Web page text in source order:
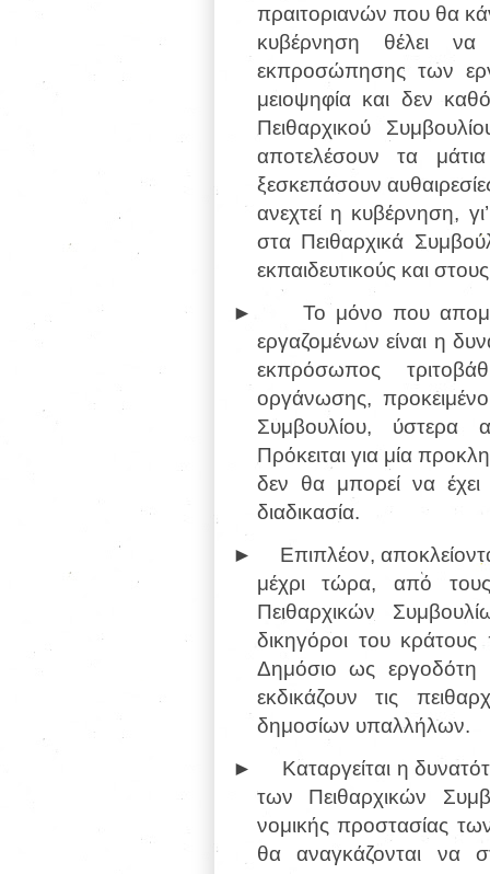
πραιτοριανών που θα
κυβέρνηση θέλει να
εκπροσώπησης των
μειοψηφία και δεν
Πειθαρχικού
αποτελέσουν τα
ξεσκεπάσουν
ανεχτεί η κυβέρνηση,
στα Πειθαρχικά
εκπαιδευτικούς και
►
Το μόνο που
εργαζομένων είναι η
εκπρόσωπος
οργάνωσης,
Συμβουλίου, ύστερα
Πρόκειται για μία
δεν θα μπορεί να έχει
διαδικασία.
►
Επιπλέον,
μέχρι τώρα, από
Πειθαρχικών
δικηγόροι του
Δημόσιο ως εργοδότη
εκδικάζουν τις
δημοσίων υπαλλήλων.
►
Καταργείται η
των Πειθαρχικών
νομικής προστασίας
θα αναγκάζονται να